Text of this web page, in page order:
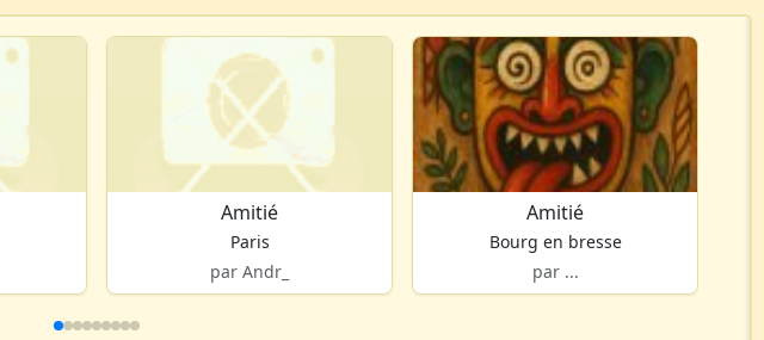
Amitié
Paris
par Andr_
Amitié
Bourg en bresse
par ...